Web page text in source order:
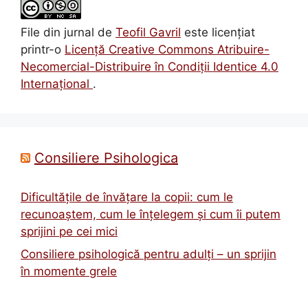
File din jurnal de Teofil Gavril este licenţiat
printr-o Licenţă Creative Commons Atribuire-
Necomercial-Distribuire în Condiţii Identice 4.0
Internațional .
Consiliere Psihologica
Dificultățile de învățare la copii: cum le
recunoaștem, cum le înțelegem și cum îi putem
sprijini pe cei mici
Consiliere psihologică pentru adulți – un sprijin
în momente grele